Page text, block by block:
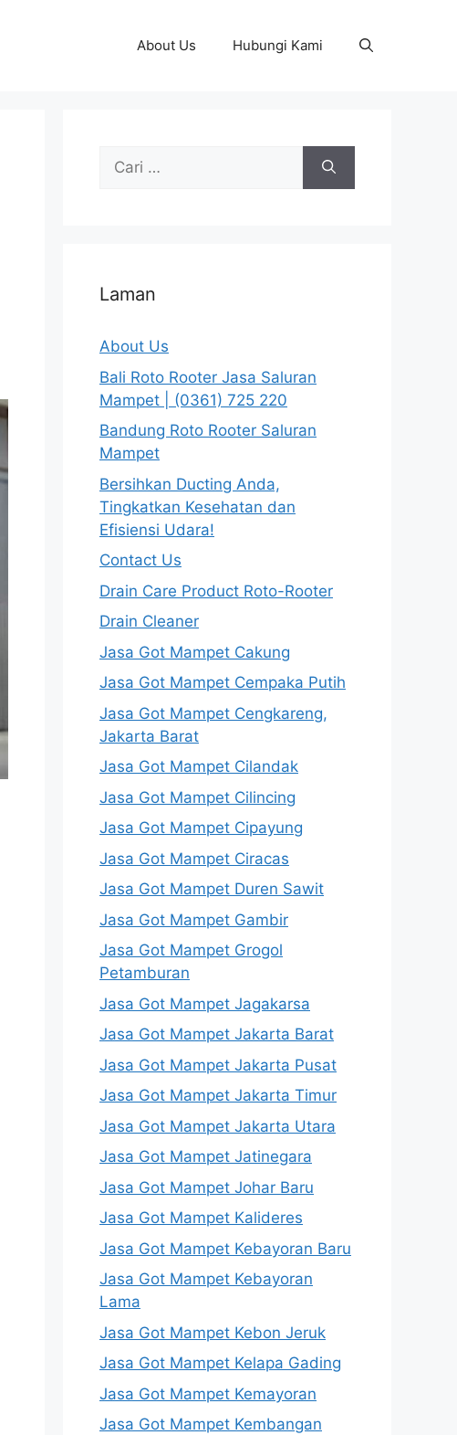
About Us Hubungi Kami
Cari
Laman
About Us
Bali Roto Rooter Jasa Saluran
Mampet | (0361) 725 220
Bandung Roto Rooter Saluran
Mampet
Bersihkan Ducting Anda,
Tingkatkan Kesehatan dan
Efisiensi Udara!
Contact Us
Drain Care Product Roto-Rooter
Drain Cleaner
Jasa Got Mampet Cakung
Jasa Got Mampet Cempaka Putih
Jasa Got Mampet Cengkareng,
Jakarta Barat
Jasa Got Mampet Cilandak
Jasa Got Mampet Cilincing
Jasa Got Mampet Cipayung
Jasa Got Mampet Ciracas
Jasa Got Mampet Duren Sawit
Jasa Got Mampet Gambir
Jasa Got Mampet Grogol
Petamburan
Jasa Got Mampet Jagakarsa
Jasa Got Mampet Jakarta Barat
Jasa Got Mampet Jakarta Pusat
Jasa Got Mampet Jakarta Timur
Jasa Got Mampet Jakarta Utara
Jasa Got Mampet Jatinegara
Jasa Got Mampet Johar Baru
Jasa Got Mampet Kalideres
Jasa Got Mampet Kebayoran Baru
Jasa Got Mampet Kebayoran
Lama
Jasa Got Mampet Kebon Jeruk
Jasa Got Mampet Kelapa Gading
Jasa Got Mampet Kemayoran
Jasa Got Mampet Kembangan